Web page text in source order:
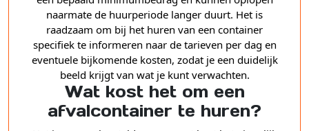
naarmate de huurperiode langer duurt. Het is
raadzaam om bij het huren van een container
specifiek te informeren naar de tarieven per dag en
eventuele bijkomende kosten, zodat je een duidelijk
beeld krijgt van wat je kunt verwachten.
Wat kost het om een
afvalcontainer te huren?